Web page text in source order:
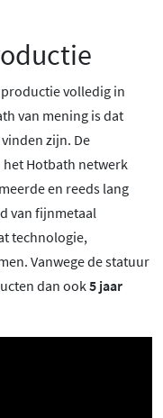
volledig in
van mening is dat
zijn. De
Hotbath netwerk
en reeds lang
van fijnmetaal
technologie,
Vanwege de statuur
dan ook5 jaar